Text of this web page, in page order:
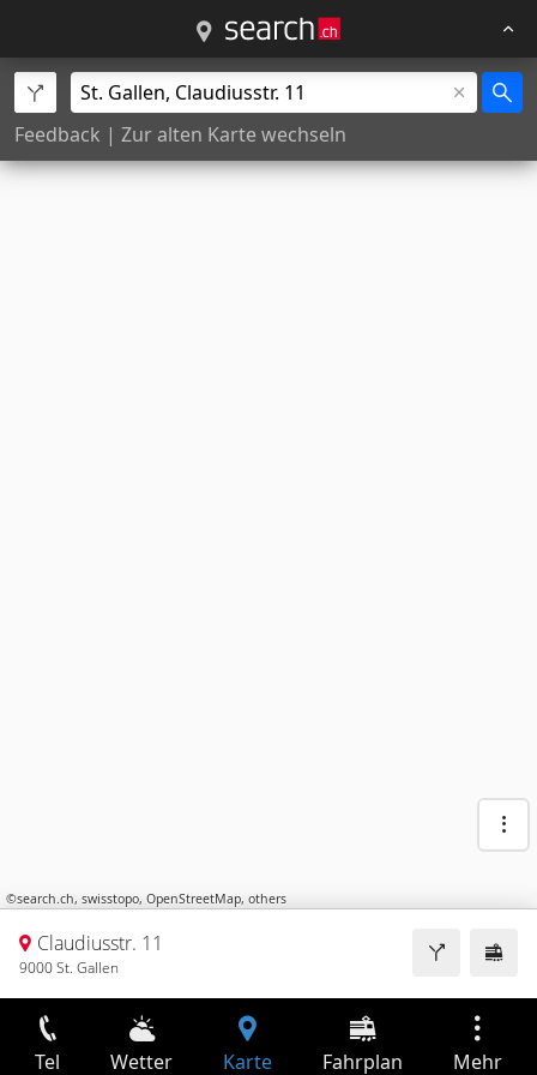
Feedback | Zur alten Karte wechseln
©search.ch, swisstopo, OpenStreetMap, others
Claudiusstr. 11
9000 St. Gallen
Tel Wetter Karte Fahrplan Mehr